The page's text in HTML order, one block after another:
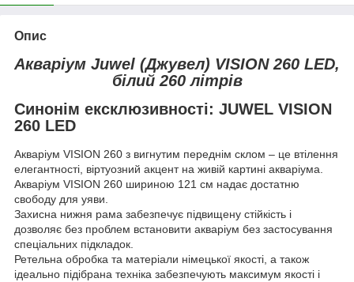
Опис
Акваріум Juwel (Джувел) VISION 260 LED,
білий 260 літрів
Синонім ексклюзивності: JUWEL VISION
260 LED
Акваріум VISION 260 з вигнутим переднім склом – це втілення
елегантності, віртуозний акцент на живій картині акваріума.
Акваріум VISION 260 шириною 121 см надає достатню
свободу для уяви.
Захисна нижня рама забезпечує підвищену стійкість і
дозволяє без проблем встановити акваріум без застосування
спеціальних підкладок.
Ретельна обробка та матеріали німецької якості, а також
ідеально підібрана техніка забезпечують максимум якості і